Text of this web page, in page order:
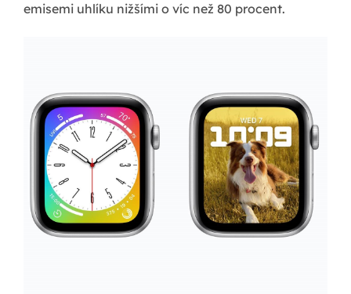
emisemi uhlíku nižšími o víc než 80 procent.